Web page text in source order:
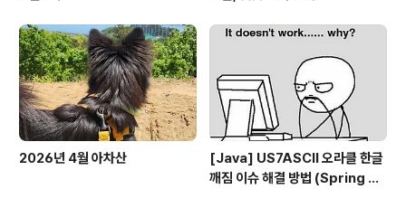
2026년 4월 아차산
[Java] US7ASCII 오라클 한글
깨짐 이슈 해결 방법 (Spring bo